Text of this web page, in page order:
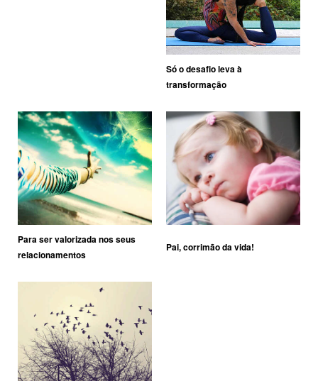
Só o desafio leva à
transformação
Para ser valorizada nos seus
relacionamentos
Pai, corrimão da vida!